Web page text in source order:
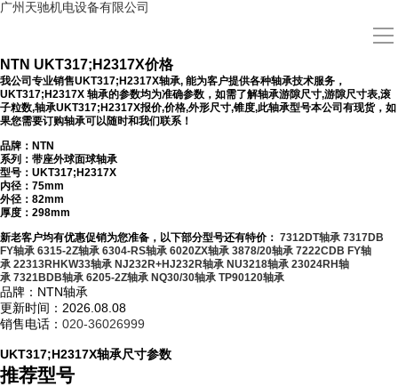
广州天驰机电设备有限公司
导
首页
NTN新闻
关于我们
NTN UKT317;H2317X价格
我公司专业销售UKT317;H2317X轴承, 能为客户提供各种轴承技术服务，
UKT317;H2317X 轴承的参数均为准确参数，如需了解轴承游隙尺寸,游隙尺寸表,滚
子粒数,轴承UKT317;H2317X报价,价格,外形尺寸,锥度,此轴承型号本公司有现货，如
果您需要订购轴承可以随时和我们联系！
品牌：NTN
系列：带座外球面球轴承
型号： UKT317;H2317X
内径：75mm
外径：82mm
厚度：298mm
新老客户均有优惠促销为您准备，以下部分型号还有特价： 7312DT轴承 7317DB
FY轴承 6315-2Z轴承 6304-RS轴承 6020ZX轴承 3878/20轴承 7222CDB FY轴
承 22313RHKW33轴承 NJ232R+HJ232R轴承 NU3218轴承 23024RH轴
承 7321BDB轴承 6205-2Z轴承 NQ30/30轴承 TP90120轴承
品牌：NTN轴承
更新时间：2026.08.08
销售电话： 020-36026999
UKT317;H2317X轴承尺寸参数
推荐型号